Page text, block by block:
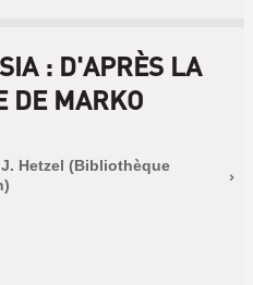
: D'APRÈS LA
DE MARKO
Hetzel (Bibliothèque